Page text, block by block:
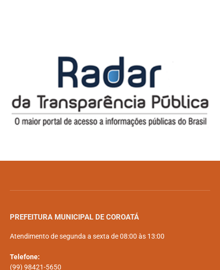
PREFEITURA MUNICIPAL DE COROATÁ
Atendimento de segunda a sexta de 08:00 às 13:00
Telefone:
(99) 98421-5650